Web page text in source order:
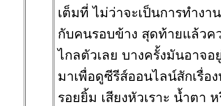
เต็มที่ ไม่ว่าจะเป็นการทำง
กับคนรอบข้าง สุดท้ายแล้ว
ไกลตัวเลย บางครั้งมันอาจอ
มาเพื่อดูซีรีส์ออนไลน์สักเรื่
รอยยิ้ม เสียงหัวเราะ น้ำตา